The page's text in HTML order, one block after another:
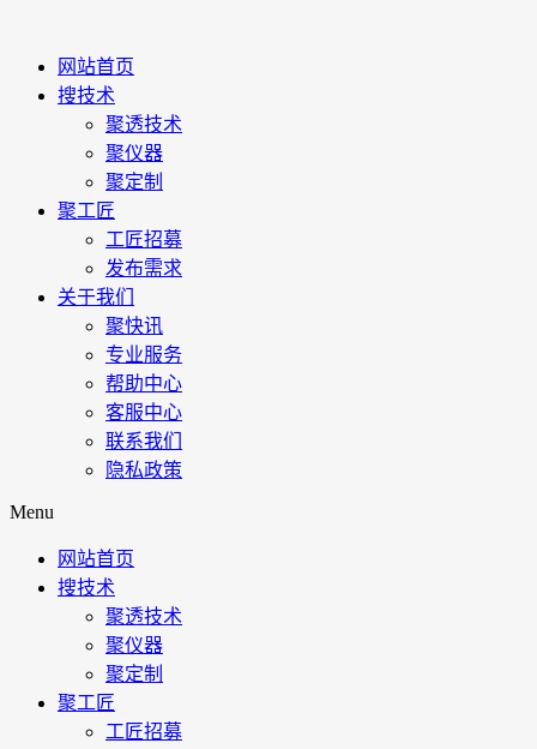
网站首页
搜技术
聚透技术
聚仪器
聚定制
聚工匠
工匠招募
发布需求
关于我们
聚快讯
专业服务
帮助中心
客服中心
联系我们
隐私政策
Menu
网站首页
搜技术
聚透技术
聚仪器
聚定制
聚工匠
工匠招募